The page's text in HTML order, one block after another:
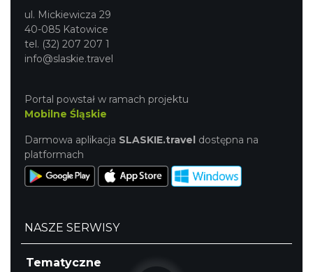
Chorzów
4.73 km
ul. Mickiewicza 29
40-085 Katowice
tel. (32) 207 207 1
info@slaskie.travel
Portal powstał w ramach projektu
Mobilne Śląskie
Darmowa aplikacja SLASKIE.travel dostępna na
platformach
NASZE SERWISY
Tematyczne